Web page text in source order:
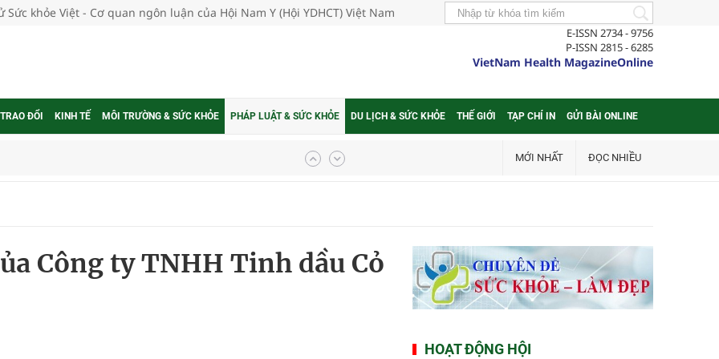
Sức khỏe Việt - Cơ quan ngôn luận của Hội Nam Y (Hội YDHCT) Việt Nam
E-ISSN 2734 - 9756
P-ISSN 2815 - 6285
VietNam Health MagazineOnline
ĐỔI KINH TẾ MÔI TRƯỜNG & SỨC KHỎE PHÁP LUẬT & SỨC KHỎE DU LỊCH & SỨC KHỎE THẾ GIỚI TẠP CHÍ IN GỬI BÀI ONLINE
thuốc
khám sàng lọc cho người dân
cực hiệu quả
gia
MỚI NHẤT ĐỌC NHIỀU
Công ty TNHH Tinh dầu Cỏ
HOẠT ĐỘNG HỘI